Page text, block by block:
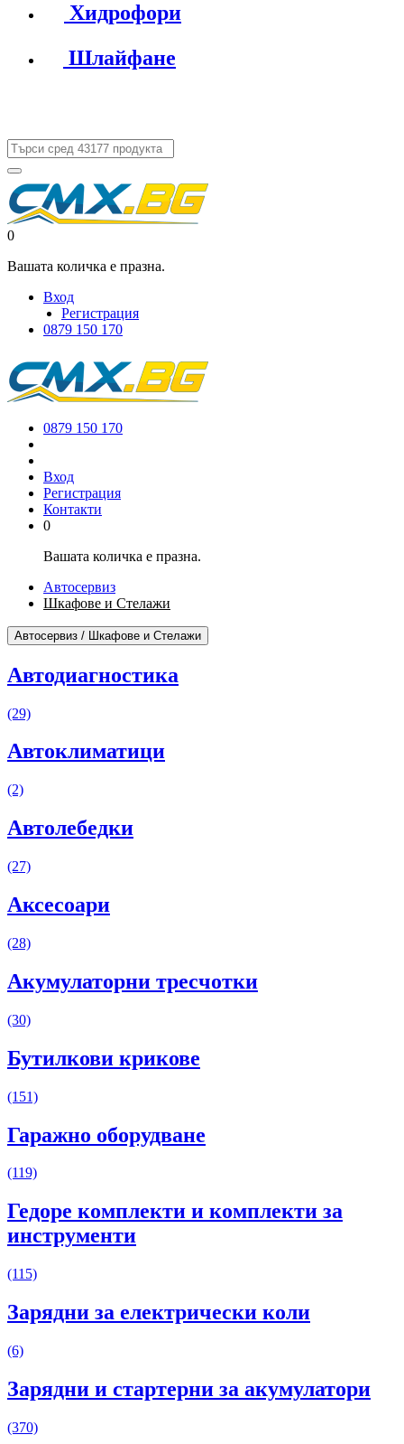
Хидрофори
Шлайфане
0
Вашата количка е празна.
Вход
Регистрация
0879 150 170
0879 150 170
Вход
Регистрация
Контакти
0
Вашата количка е празна.
Автосервиз
Шкафове и Стелажи
Автосервиз / Шкафове и Стелажи
Автодиагностика
(29)
Автоклиматици
(2)
Автолебедки
(27)
Аксесоари
(28)
Акумулаторни тресчотки
(30)
Бутилкови крикове
(151)
Гаражно оборудване
(119)
Гедоре комплекти и комплекти за
инструменти
(115)
Зарядни за електрически коли
(6)
Зарядни и стартерни за акумулатори
(370)